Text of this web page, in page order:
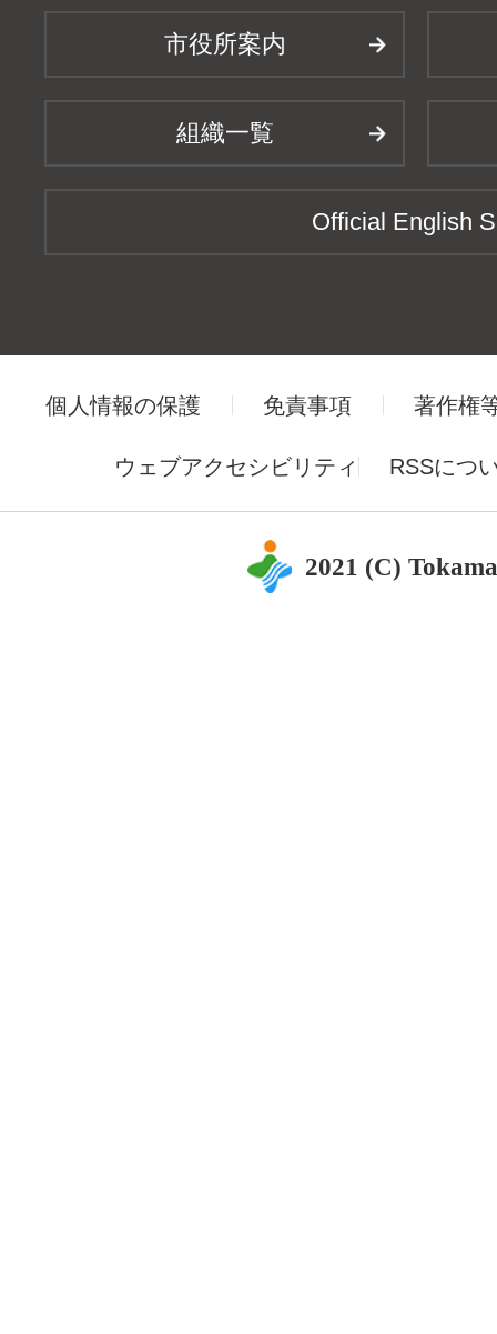
市役所案内
組織一覧
Official English
個人情報の保護 免責事項 著作権
ウェブアクセシビリティ RSSにつ
2021 (C)